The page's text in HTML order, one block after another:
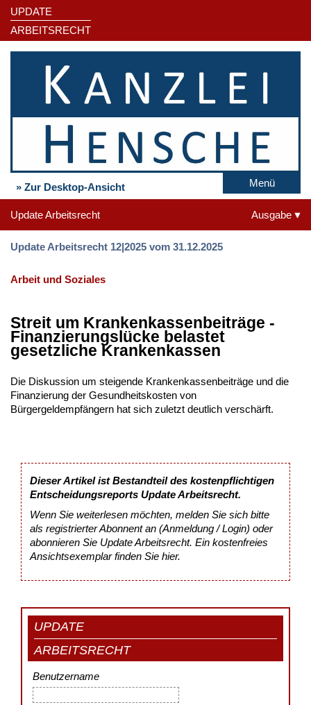
UPDATE
ARBEITSRECHT
» Zur Desktop-Ansicht Menü
Update Arbeitsrecht Ausgabe
Update Arbeitsrecht 12|2025 vom 31.12.2025
Arbeit und Soziales
Streit um Krankenkassenbeiträge -
Finanzierungslücke belastet
gesetzliche Krankenkassen
Die Diskussion um steigende Krankenkassenbeiträge und die
Finanzierung der Gesundheitskosten von
Bürgergeldempfängern hat sich zuletzt deutlich verschärft.
Dieser Artikel ist Bestandteil des kostenpflichtigen
Entscheidungsreports Update Arbeitsrecht.
Wenn Sie weiterlesen möchten, melden Sie sich bitte
als registrierter Abonnent an (Anmeldung / Login) oder
abonnieren Sie Update Arbeitsrecht. Ein kostenfreies
Ansichtsexemplar finden Sie hier.
UPDATE
ARBEITSRECHT
Benutzername